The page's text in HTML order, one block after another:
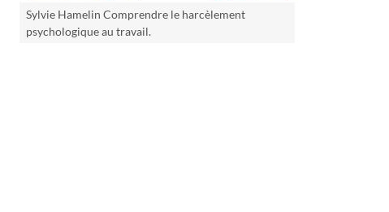
Sylvie Hamelin Comprendre le harcèlement
psychologique au travail.